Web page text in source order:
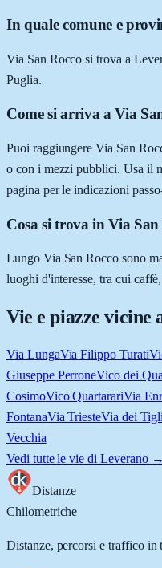
In quale comune e
Via San Rocco si trova a
Puglia.
Come si arriva a Via
Puoi raggiungere Via San
o con i mezzi pubblici. Usa il
pagina per le indicazioni
Cosa si trova in Via San
Lungo Via San Rocco sono
luoghi d'interesse, tra cui
Vie e piazze vicine
Via LungaVia Filippo Turati
Giuseppe PerroneVico dei
CosimoVico QuartarariVia
FontanaVia TriesteVia dei Tigli
Vecchia
Vedi tutte le vie di Leverano→
Distanze
Chilometriche
Distanze, percorsi e traffico in